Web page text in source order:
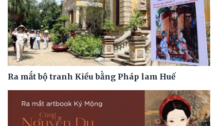
Ra mắt bộ tranh Kiều bằng Pháp lam Huế